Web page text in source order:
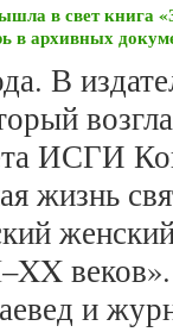
в свет книга
в архивных
В
ИСГИ
жизнь
и